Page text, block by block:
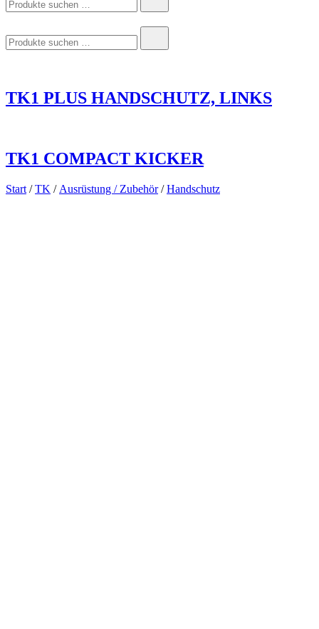
nach:
nach:
TK1 PLUS HANDSCHUTZ, LINKS
TK1 COMPACT KICKER
Start /TK / Ausrüstung / Zubehör/Handschutz